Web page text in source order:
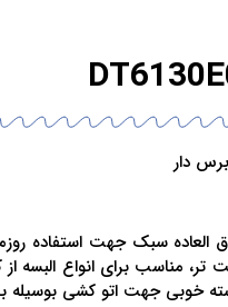
دار
مناسب برای انواع البسه
جهت اتو کشی بوسیله